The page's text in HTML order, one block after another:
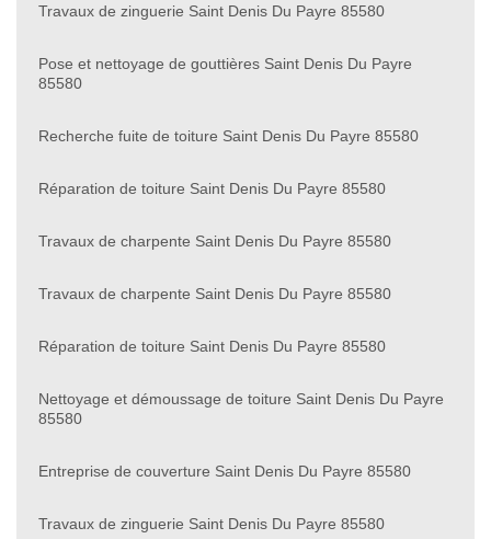
Travaux de zinguerie Saint Denis Du Payre 85580
Pose et nettoyage de gouttières Saint Denis Du Payre
85580
Recherche fuite de toiture Saint Denis Du Payre 85580
Réparation de toiture Saint Denis Du Payre 85580
Travaux de charpente Saint Denis Du Payre 85580
Travaux de charpente Saint Denis Du Payre 85580
Réparation de toiture Saint Denis Du Payre 85580
Nettoyage et démoussage de toiture Saint Denis Du Payre
85580
Entreprise de couverture Saint Denis Du Payre 85580
Travaux de zinguerie Saint Denis Du Payre 85580